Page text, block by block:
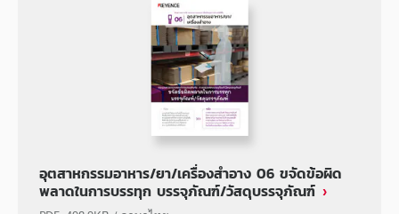
อุตสาหกรรมอาหาร/ยา/เครื่องสำอาง 06 ขจัดข้อผิด
พลาดในการบรรทุก บรรจุภัณฑ์/วัสดุบรรจุภัณฑ์